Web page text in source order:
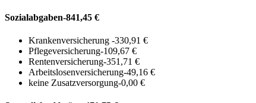
Sozialabgaben-841,45 €
Krankenversicherung -330,91 €
Pflegeversicherung-109,67 €
Rentenversicherung-351,71 €
Arbeitslosenversicherung-49,16 €
keine Zusatzversorgung-0,00 €